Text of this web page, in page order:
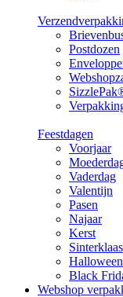
Postdozen
Feestdagen
Voorjaar
Vaderdag
Valentijn
Pasen
Najaar
Kerst
Sinterklaas
Halloween
Black
Webshop